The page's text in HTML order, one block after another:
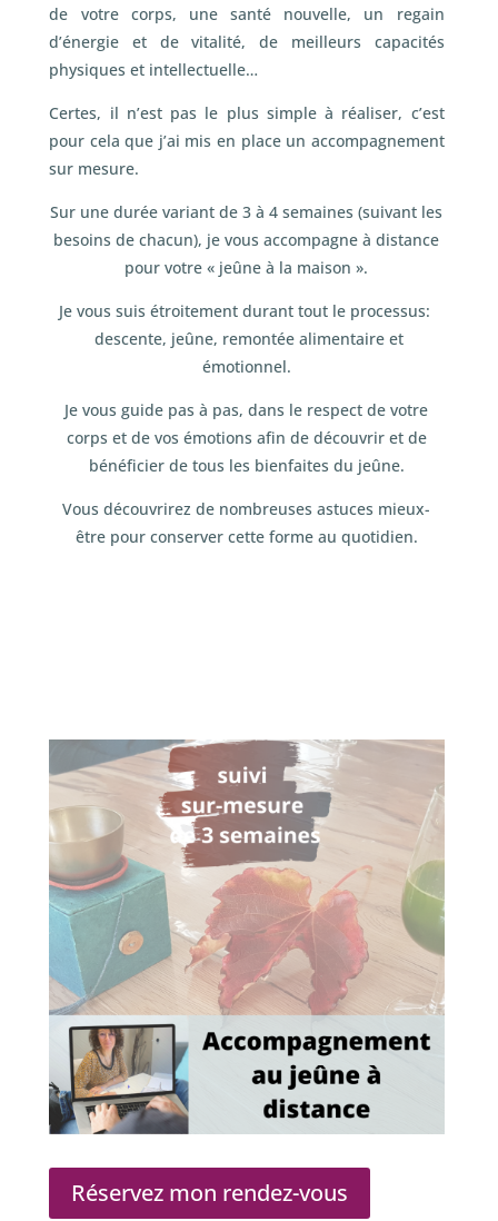
de votre corps, une santé nouvelle, un regain
d’énergie et de vitalité, de meilleurs capacités
physiques et intellectuelle…
Certes, il n’est pas le plus simple à réaliser, c’est
pour cela que j’ai mis en place un accompagnement
sur mesure.
Sur une durée variant de 3 à 4 semaines (suivant les
besoins de chacun), je vous accompagne à distance
pour votre « jeûne à la maison ».
Je vous suis étroitement durant tout le processus:
descente, jeûne, remontée alimentaire et
émotionnel.
Je vous guide pas à pas, dans le respect de votre
corps et de vos émotions afin de découvrir et de
bénéficier de tous les bienfaites du jeûne.
Vous découvrirez de nombreuses astuces mieux-
être pour conserver cette forme au quotidien.
Réservez mon rendez-vous